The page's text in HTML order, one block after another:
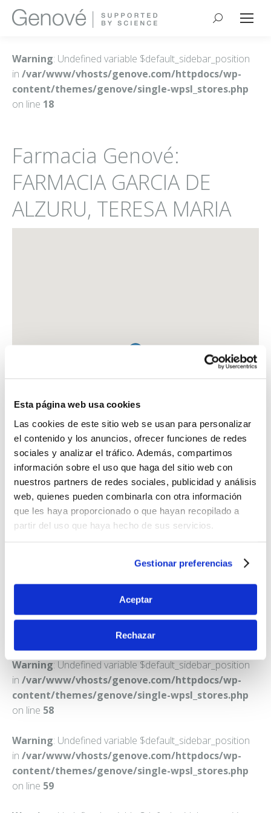
Esta página web usa cookies
Las cookies de este sitio web se usan para personalizar
el contenido y los anuncios, ofrecer funciones de redes
sociales y analizar el tráfico. Además, compartimos
información sobre el uso que haga del sitio web con
nuestros partners de redes sociales, publicidad y análisis
web, quienes pueden combinarla con otra información
que les haya proporcionado o que hayan recopilado a
partir del uso que haya hecho de sus servicios.
Gestionar preferencias
Aceptar
Rechazar
Buscar:
Warning: Undefined variable $default_sidebar_position
in /var/www/vhosts/genove.com/httpdocs/wp-
content/themes/genove/single-wpsl_stores.php
on line 18
Farmacia Genové:
FARMACIA GARCIA DE
ALZURU, TERESA MARIA
FARMACIA GARCIA DE ALZURU, TERESA MARIA
C. MIRACRUZ, 12
Warning: Undefined variable $default_sidebar_position
in /var/www/vhosts/genove.com/httpdocs/wp-
content/themes/genove/single-wpsl_stores.php
on line 58
Warning: Undefined variable $default_sidebar_position
in /var/www/vhosts/genove.com/httpdocs/wp-
content/themes/genove/single-wpsl_stores.php
on line 59